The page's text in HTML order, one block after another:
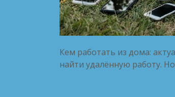
Кем работать из дома:
найти удалённую работу.